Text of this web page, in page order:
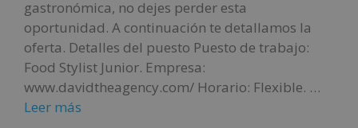
gastronómica, no dejes perder esta
oportunidad. A continuación te detallamos la
oferta. Detalles del puesto Puesto de trabajo:
Food Stylist Junior. Empresa:
www.davidtheagency.com/ Horario: Flexible. …
Leer más